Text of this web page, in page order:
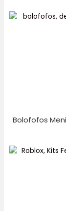
Bolofofos